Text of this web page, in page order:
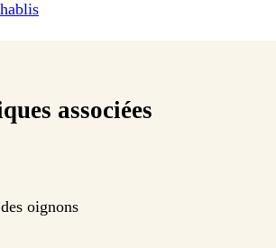
associées
oignons